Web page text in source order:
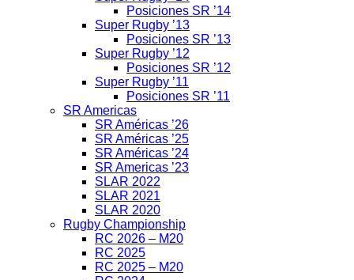
Posiciones SR ’14
Super Rugby ’13
Posiciones SR ’13
Super Rugby ’12
Posiciones SR ’12
Super Rugby ’11
Posiciones SR ’11
SR Americas
SR Américas ’26
SR Américas ’25
SR Américas ’24
SR Americas ’23
SLAR 2022
SLAR 2021
SLAR 2020
Rugby Championship
RC 2026 – M20
RC 2025
RC 2025 – M20